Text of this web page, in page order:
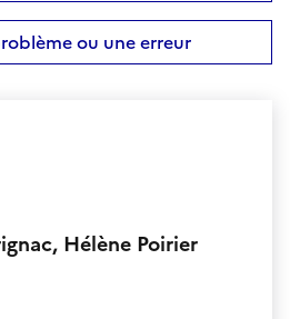
ou une erreur
Hélène Poirier